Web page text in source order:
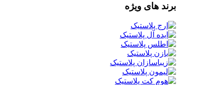
برند های ویژه